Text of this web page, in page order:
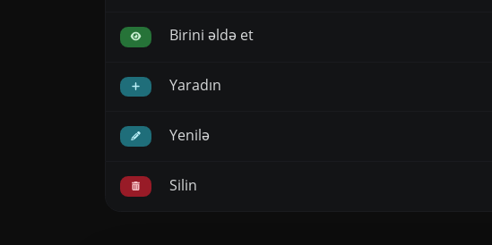
Birini əldə et
Yaradın
Yenilə
Silin